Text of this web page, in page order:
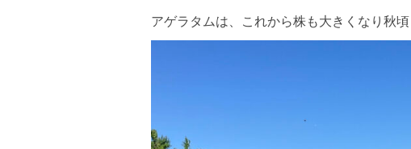
アゲラタムは、これから株も大きくなり秋頃